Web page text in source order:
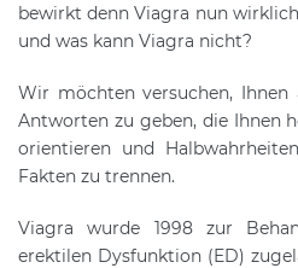
bewirkt denn Viagra nun
und was kann Viagra nicht?
Wir möchten versuchen, Ihnen
Antworten zu geben, die Ihnen
orientieren und
Fakten zu trennen.
Viagra wurde 1998 zur
erektilen Dysfunktion (ED)